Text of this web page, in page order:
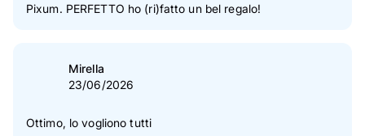
Pixum. PERFETTO ho (ri)fatto un bel regalo!
Mirella
23/06/2026
Ottimo, lo vogliono tutti